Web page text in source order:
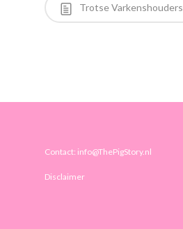
Trotse Varkenshouders
Contact: info@ThePigStory.nl
Disclaimer